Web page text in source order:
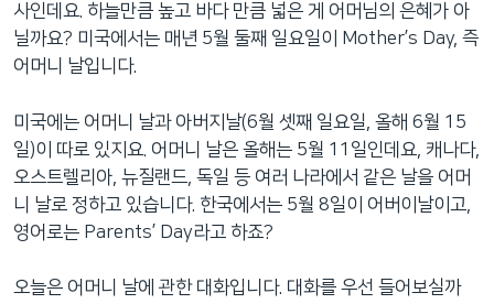
게
이
으
로
검
사인데요. 하늘만큼 높고 바다 만큼 넓은 게 어머님의 은혜가 아
닐까요? 미국에서는 매년 5월 둘째 일요일이 Mother’s Day, 즉
어머니 날입니다.
미국에는 어머니 날과 아버지날(6월 셋째 일요일, 올해 6월 15
일)이 따로 있지요. 어머니 날은 올해는 5월 11일인데요, 캐나다,
오스트렐리아, 뉴질랜드, 독일 등 여러 나라에서 같은 날을 어머
니 날로 정하고 있습니다. 한국에서는 5월 8일이 어버이날이고,
영어로는 Parents’ Day라고 하죠?
오늘은 어머니 날에 관한 대화입니다. 대화를 우선 들어보실까